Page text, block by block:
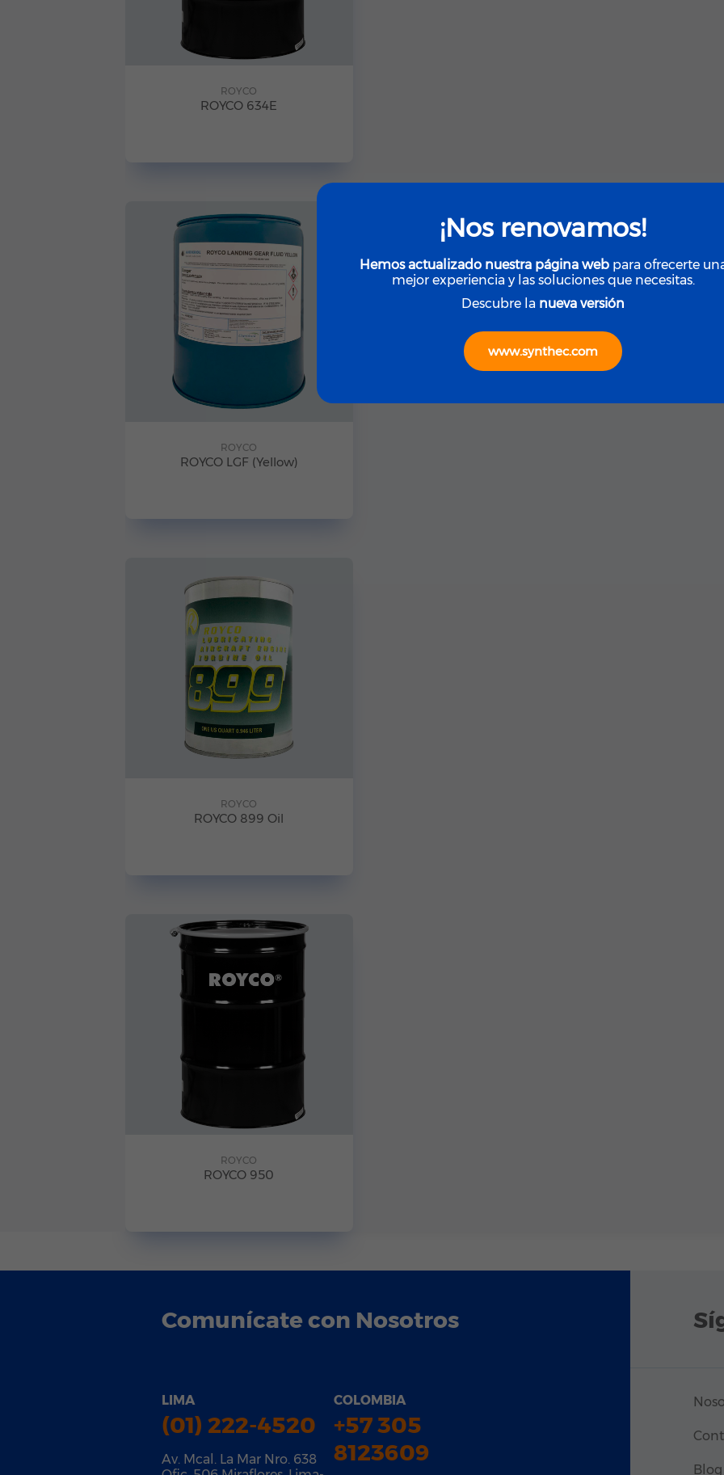
ROYCO
ROYCO 634E
ROYCO
ROYCO LGF (Yellow)
ROYCO
ROYCO 899 Oil
ROYCO
ROYCO 950
Comunícate con Nosotros
LIMA
(01) 222-4520
Av. Mcal. La Mar Nro. 638
COLOMBIA
+57 305
8123609
Blog
¡Nos renovamos!
Hemos actualizado nuestra página webpara ofrecerte
mejor experiencia y las soluciones que necesitas.
Descubre la nueva versión
www.synthec.com